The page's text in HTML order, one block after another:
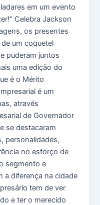
em um evento
Celebra Jackson
os presentes
um coquetel
puderam juntos
uma edição do
é o Mérito
é um
através
de Governador
se destacaram
personalidades,
no esforço de
segmento e
a diferença na cidade
tem de ver
e ter o merecido